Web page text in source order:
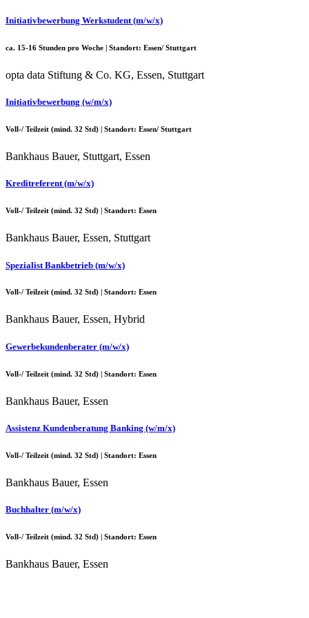
Initiativbewerbung Werkstudent (m/w/x)
ca. 15-16 Stunden pro Woche | Standort: Essen/ Stuttgart
opta data Stiftung & Co. KG, Essen, Stuttgart
Initiativbewerbung (w/m/x)
Voll-/ Teilzeit (mind. 32 Std) | Standort: Essen/ Stuttgart
Bankhaus Bauer, Stuttgart, Essen
Kreditreferent (m/w/x)
Voll-/ Teilzeit (mind. 32 Std) | Standort: Essen
Bankhaus Bauer, Essen, Stuttgart
Spezialist Bankbetrieb (m/w/x)
Voll-/ Teilzeit (mind. 32 Std) | Standort: Essen
Bankhaus Bauer, Essen, Hybrid
Gewerbekundenberater (m/w/x)
Voll-/ Teilzeit (mind. 32 Std) | Standort: Essen
Bankhaus Bauer, Essen
Assistenz Kundenberatung Banking (w/m/x)
Voll-/ Teilzeit (mind. 32 Std) | Standort: Essen
Bankhaus Bauer, Essen
Buchhalter (m/w/x)
Voll-/ Teilzeit (mind. 32 Std) | Standort: Essen
Bankhaus Bauer, Essen